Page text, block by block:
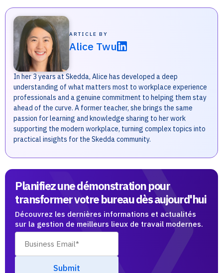
ARTICLE BY
Alice Twu
In her 3 years at Skedda, Alice has developed a deep
understanding of what matters most to workplace experience
professionals and a genuine commitment to helping them stay
ahead of the curve. A former teacher, she brings the same
passion for learning and knowledge sharing to her work
supporting the modern workplace, turning complex topics into
practical insights for the Skedda community.
Planifiez une démonstration pour
transformer votre bureau dès aujourd'hui
Découvrez les dernières informations et actualités
sur la gestion de meilleurs lieux de travail modernes.